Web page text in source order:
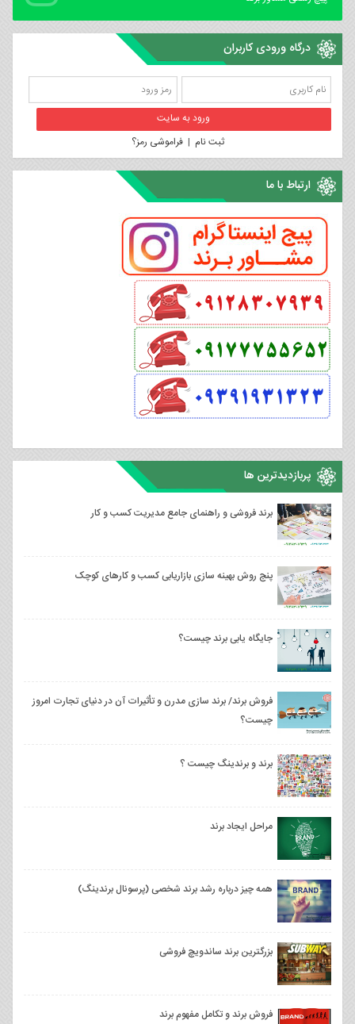
درگاه ورودی کاربران
ثبت نام |فراموشی رمز؟
ارتباط با ما
پربازدیدترین ها
برند فروشی و راهنمای جامع مدیریت کسب و کار
پنج روش بهینه سازی بازاریابی کسب و کارهای کوچک
جایگاه یابی برند چیست؟
فروش برند/ برند سازی مدرن و تأثیرات آن در دنیای تجارت امروز
چیست؟
برند و برندینگ چیست ؟
مراحل ایجاد برند
همه چیز درباره رشد برند شخصی (پرسونال برندینگ)
بزرگترین برند ساندویچ فروشی
فروش برند و تکامل مفهوم برند